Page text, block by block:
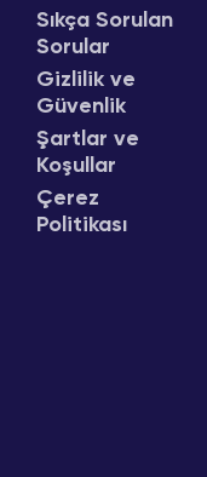
Sıkça Sorulan
Sorular
Gizlilik ve
Güvenlik
Şartlar ve
Koşullar
Çerez
Politikası